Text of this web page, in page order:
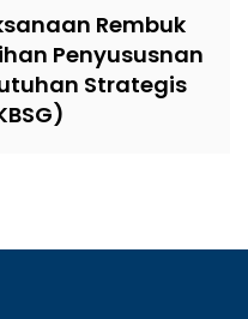
Rembuk
Penyususnan
Strategis